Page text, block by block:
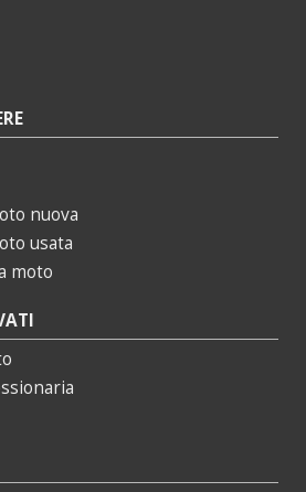
nuova
usata
moto